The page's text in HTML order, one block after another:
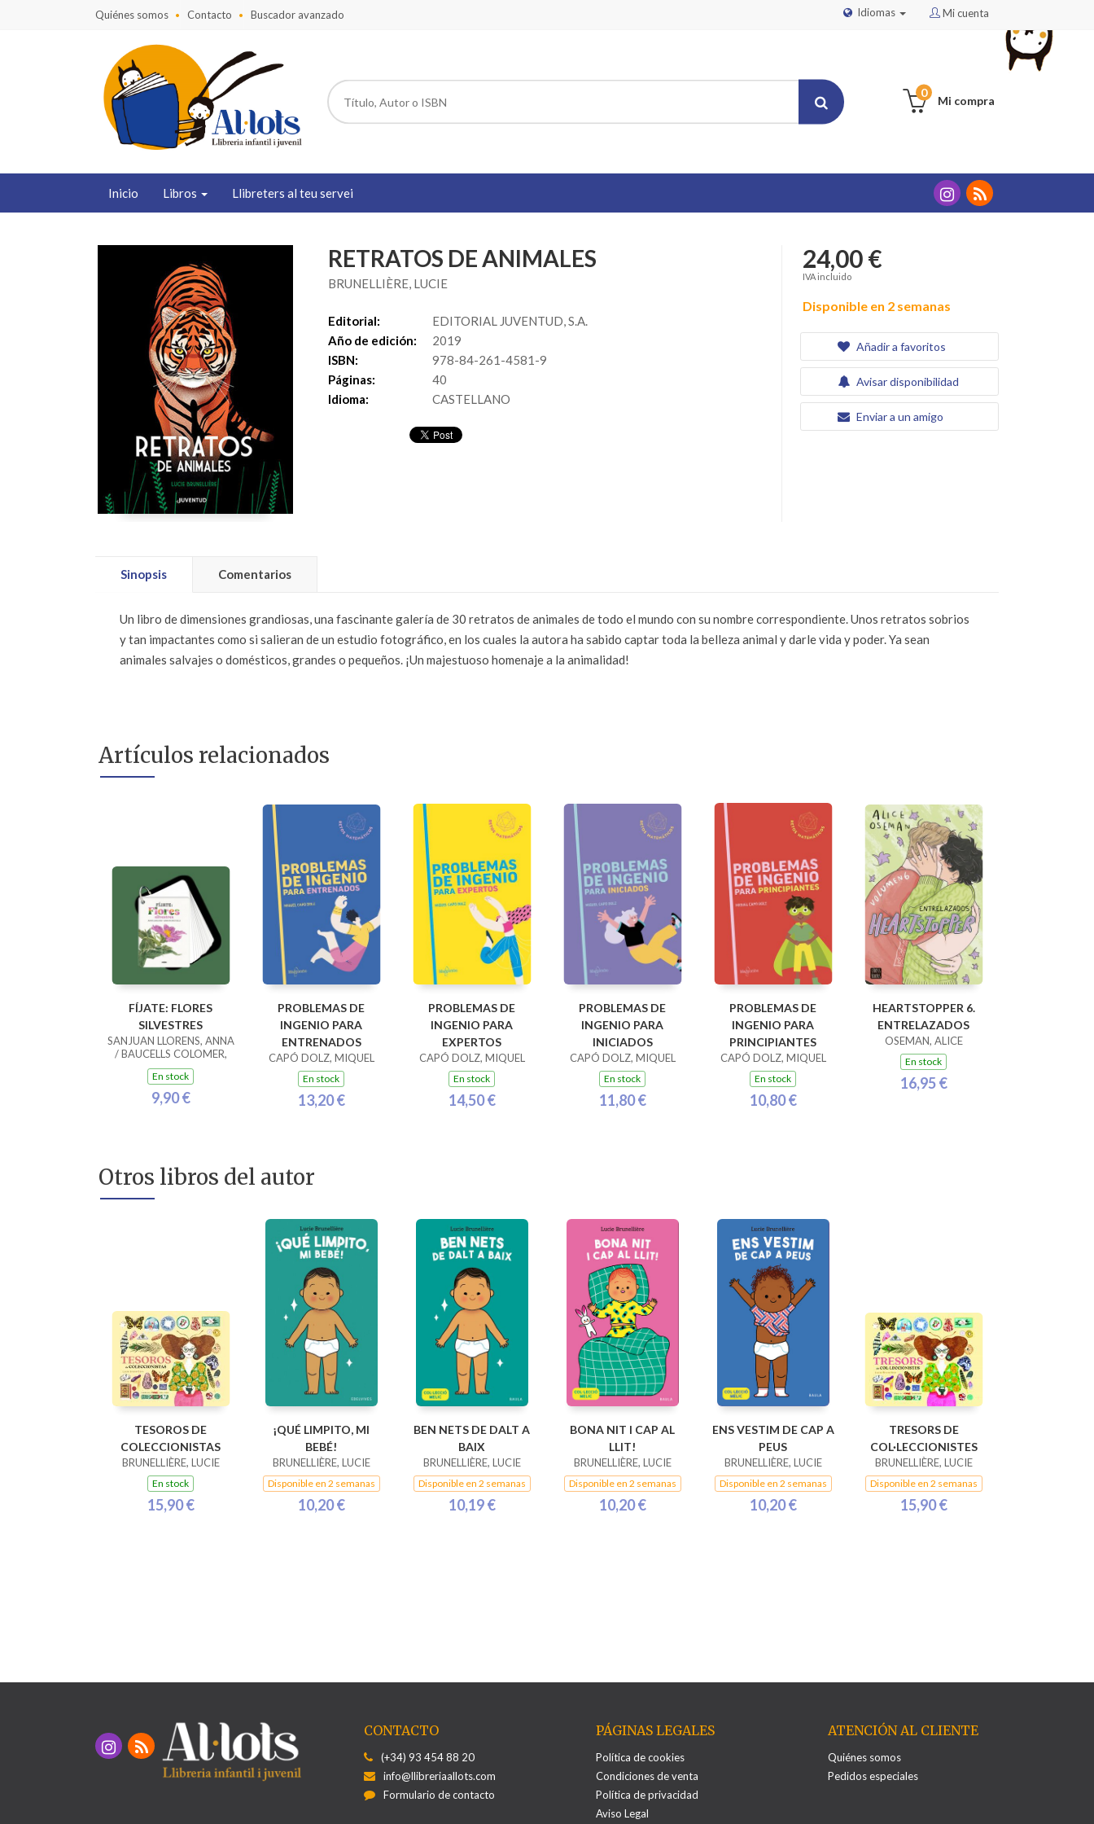
Mi cuenta
Idiomas
Quiénes somos Contacto Buscador avanzado
Mi compra
0
Inicio Libros Llibreters al teu servei
RETRATOS DE ANIMALES
BRUNELLIÈRE, LUCIE
Editorial:
EDITORIAL JUVENTUD, S.A.
Año de edición:
2019
ISBN:
978-84-261-4581-9
Páginas:
40
Idioma:
CASTELLANO
24,00 €
IVA incluido
Disponible en 2 semanas
Añadir a favoritos
Avisar disponibilidad
Enviar a un amigo
Sinopsis Comentarios
Un libro de dimensiones grandiosas, una fascinante galería de 30 retratos de animales de todo el mundo con su nombre correspondiente. Unos retratos sobrios
y tan impactantes como si salieran de un estudio fotográfico, en los cuales la autora ha sabido captar toda la belleza animal y darle vida y poder. Ya sean
animales salvajes o domésticos, grandes o pequeños. ¡Un majestuoso homenaje a la animalidad!
Artículos relacionados
FÍJATE: FLORES
SILVESTRES
SANJUAN LLORENS, ANNA
/ BAUCELLS COLOMER,
RAMON
En stock
9,90 €
PROBLEMAS DE
INGENIO PARA
ENTRENADOS
CAPÓ DOLZ, MIQUEL
En stock
13,20 €
PROBLEMAS DE
INGENIO PARA
EXPERTOS
CAPÓ DOLZ, MIQUEL
En stock
14,50 €
PROBLEMAS DE
INGENIO PARA
INICIADOS
CAPÓ DOLZ, MIQUEL
En stock
11,80 €
PROBLEMAS DE
INGENIO PARA
PRINCIPIANTES
CAPÓ DOLZ, MIQUEL
En stock
10,80 €
HEARTSTOPPER 6.
ENTRELAZADOS
OSEMAN, ALICE
En stock
16,95 €
Otros libros del autor
TESOROS DE
COLECCIONISTAS
BRUNELLIÈRE, LUCIE
En stock
15,90 €
¡QUÉ LIMPITO, MI
BEBÉ!
BRUNELLIÈRE, LUCIE
Disponible en 2 semanas
10,20 €
BEN NETS DE DALT A
BAIX
BRUNELLIÈRE, LUCIE
Disponible en 2 semanas
10,19 €
BONA NIT I CAP AL
LLIT!
BRUNELLIÈRE, LUCIE
Disponible en 2 semanas
10,20 €
ENS VESTIM DE CAP A
PEUS
BRUNELLIÈRE, LUCIE
Disponible en 2 semanas
10,20 €
TRESORS DE
COL·LECCIONISTES
BRUNELLIÈRE, LUCIE
Disponible en 2 semanas
15,90 €
CONTACTO
(+34) 93 454 88 20
info@llibreriaallots.com
Formulario de contacto
PÁGINAS LEGALES
Política de cookies
Condiciones de venta
Política de privacidad
Aviso Legal
ATENCIÓN AL CLIENTE
Quiénes somos
Pedidos especiales